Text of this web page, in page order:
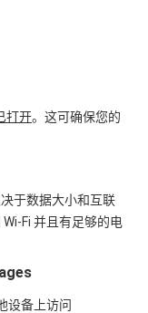
打开。这可确保您的
于数据大小和互联
Fi 并且有足够的电
设备上访问